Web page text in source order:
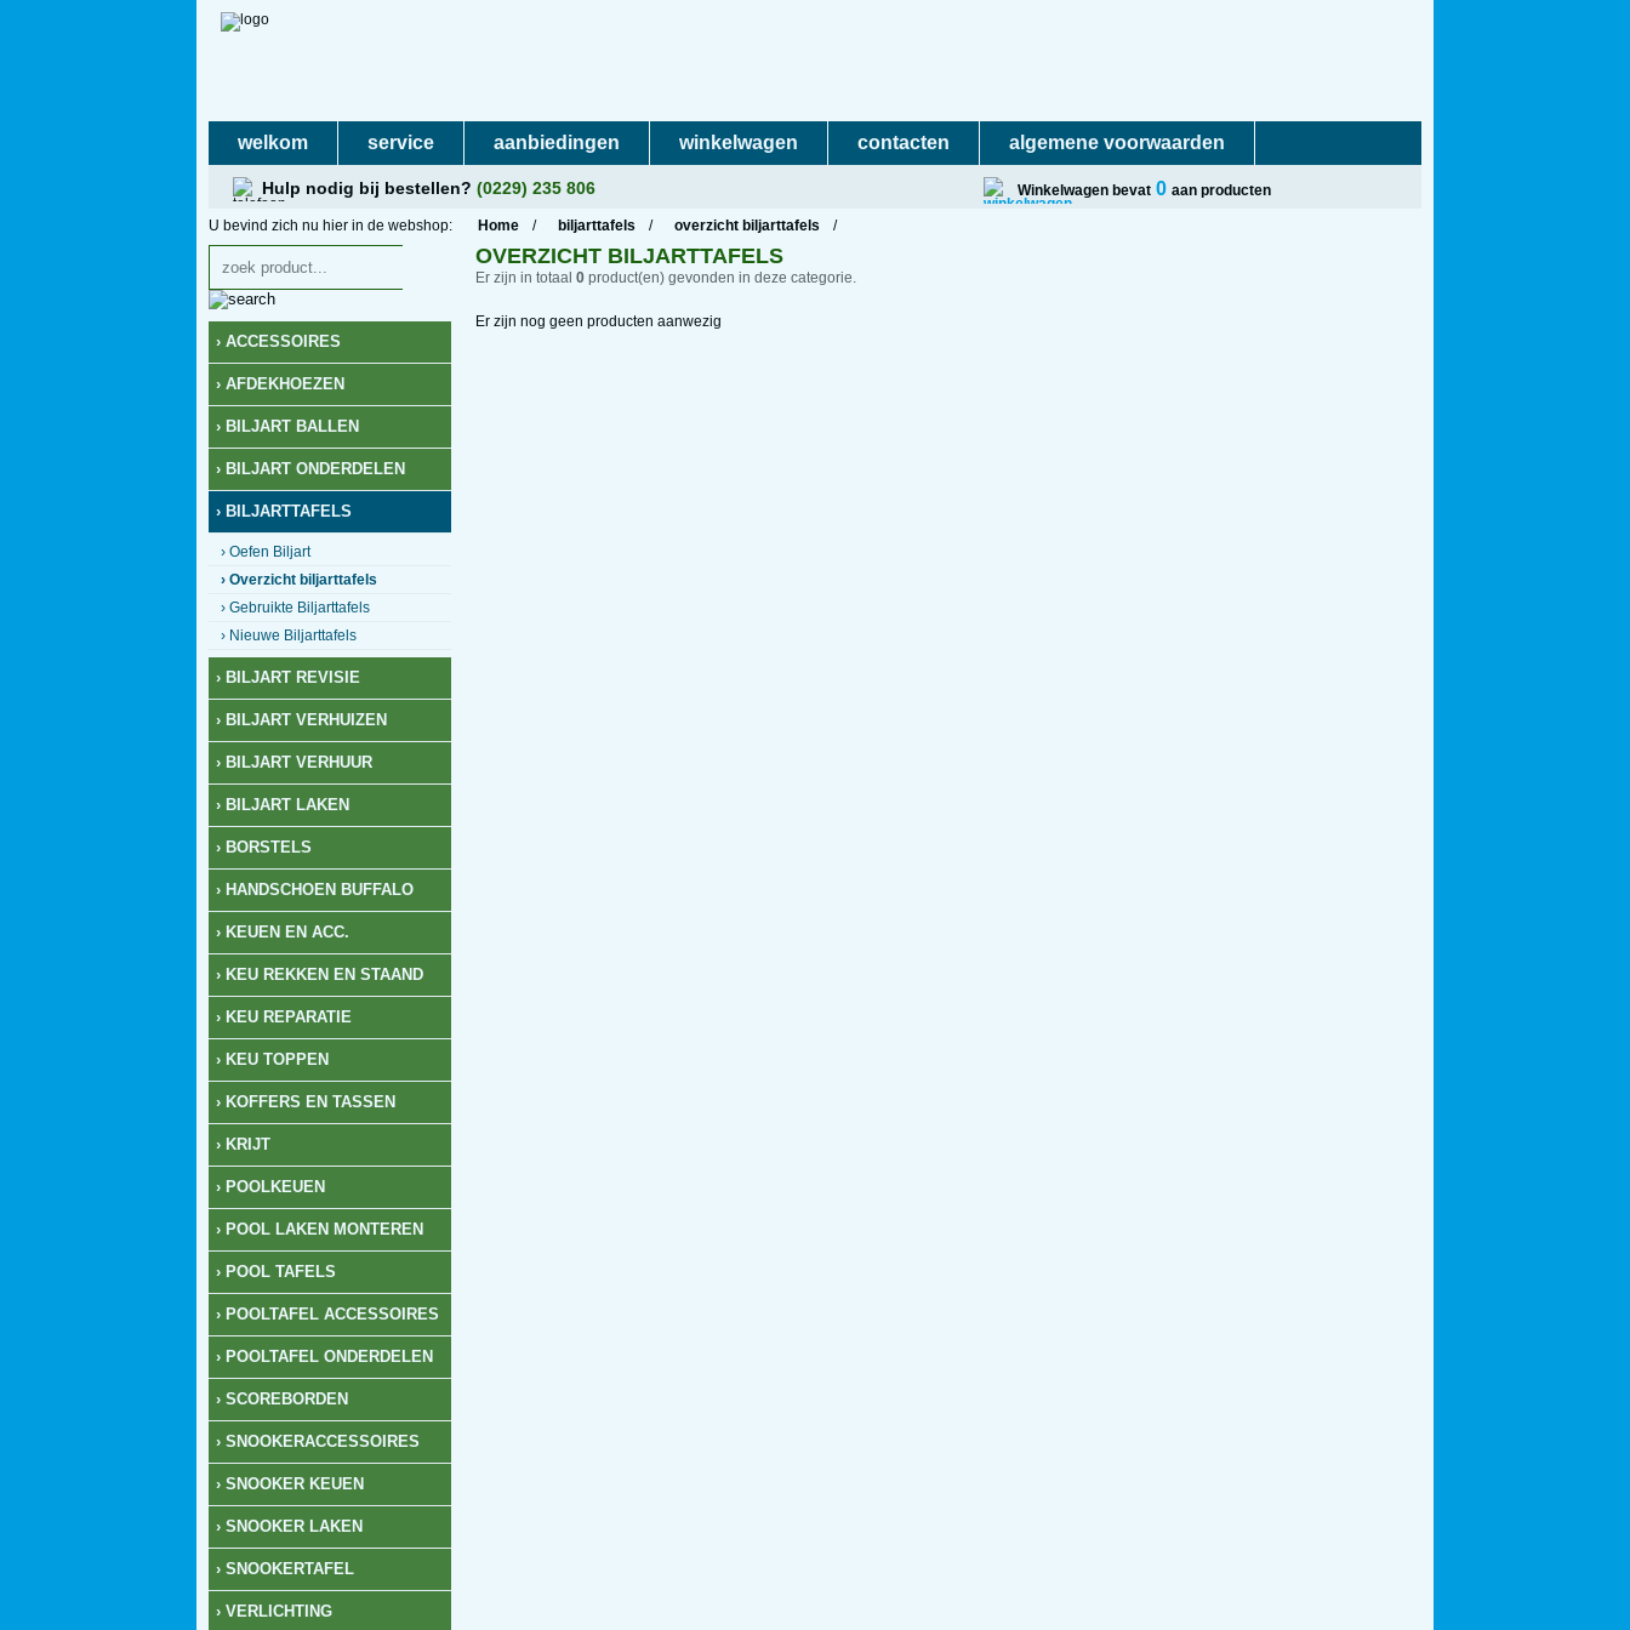
welkom service aanbiedingen winkelwagen contacten algemene voorwaarden
veilig winkelen
Hulp nodig bij bestellen? (0229) 235 806 Winkelwagen bevat 0 aan producten
U bevind zich nu hier in de webshop: Home / biljarttafels / overzicht biljarttafels /
› ACCESSOIRES
› AFDEKHOEZEN
› BILJART BALLEN
› BILJART ONDERDELEN
› BILJARTTAFELS
› Oefen Biljart
› Overzicht biljarttafels
› Gebruikte Biljarttafels
› Nieuwe Biljarttafels
› BILJART REVISIE
› BILJART VERHUIZEN
› BILJART VERHUUR
› BILJART LAKEN
› BORSTELS
› HANDSCHOEN BUFFALO
› KEUEN EN ACC.
› KEU REKKEN EN STAAND
› KEU REPARATIE
› KEU TOPPEN
› KOFFERS EN TASSEN
› KRIJT
› POOLKEUEN
› POOL LAKEN MONTEREN
› POOL TAFELS
› POOLTAFEL ACCESSOIRES
› POOLTAFEL ONDERDELEN
› SCOREBORDEN
› SNOOKERACCESSOIRES
› SNOOKER KEUEN
› SNOOKER LAKEN
› SNOOKERTAFEL
› VERLICHTING
OVERZICHT BILJARTTAFELS
Er zijn in totaal 0 product(en) gevonden in deze categorie.
Er zijn nog geen producten aanwezig